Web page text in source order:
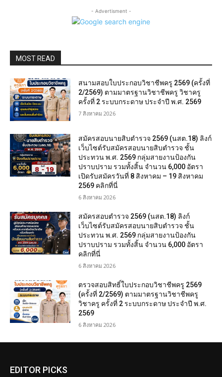
- Advertisment -
MOST READ
สนามสอบใบประกอบวิชาชีพครู 2569 (ครั้งที่
2/2569) ตามมาตรฐานวิชาชีพครู วิชาครู
ครั้งที่ 2 ระบบกระดาษ ประจำปี พ.ศ. 2569
7 สิงหาคม 2026
สมัครสอบนายสิบตำรวจ 2569 (นสต.18) ลิงก์
เว็บไซต์รับสมัครสอบนายสิบตำรวจ ชั้น
ประทวน พ.ศ. 2569 กลุ่มสายงานป้องกัน
ปราบปราม รวมทั้งสิ้น จำนวน 6,000 อัตรา
เปิดรับสมัครวันที่ 8 สิงหาคม – 19 สิงหาคม
2569 คลิกที่นี่
6 สิงหาคม 2026
สมัครสอบตํารวจ 2569 (นสต.18) ลิงก์
เว็บไซต์รับสมัครสอบนายสิบตำรวจ ชั้น
ประทวน พ.ศ. 2569 กลุ่มสายงานป้องกัน
ปราบปราม รวมทั้งสิ้น จำนวน 6,000 อัตรา
คลิกที่นี่
6 สิงหาคม 2026
ตรวจสอบสิทธิ์ใบประกอบวิชาชีพครู 2569
(ครั้งที่ 2/2569) ตามมาตรฐานวิชาชีพครู
วิชาครู ครั้งที่ 2 ระบบกระดาษ ประจำปี พ.ศ.
2569
6 สิงหาคม 2026
EDITOR PICKS